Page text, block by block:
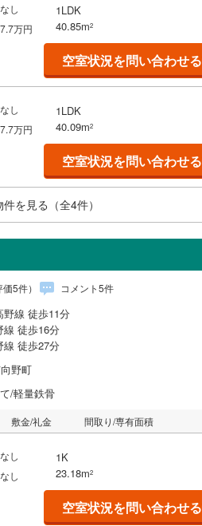
なし
7.7万円
1LDK
40.85m2
空室状況を問い合わせる
なし
7.7万円
1LDK
40.09m2
空室状況を問い合わせる
件を見る（全4件）
価5件） コメント5件
線 徒歩11分
徒歩16分
徒歩27分
野町
/軽量鉄骨
敷金/礼金 間取り/専有面積
なし
なし
1K
23.18m2
空室状況を問い合わせる